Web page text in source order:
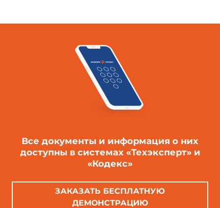
Все документы и информация о них
доступны в системах «Техэксперт» и
«Кодекс»
ЗАКАЗАТЬ БЕСПЛАТНУЮ
ДЕМОНСТРАЦИЮ